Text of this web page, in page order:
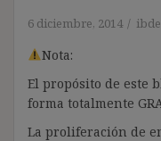
6 diciembre, 2014
Nota:
El propósito de este
forma totalmente
La proliferación de